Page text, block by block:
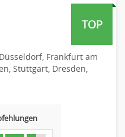
TOP
Frankfurt am
Stuttgart, Dresden,